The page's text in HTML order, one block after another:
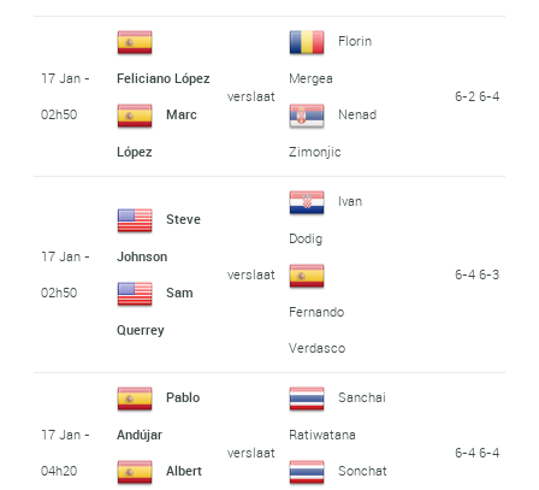
17 Jan -
02h50
Feliciano López
Marc
López
verslaat
Florin
Mergea
Nenad
Zimonjic
6-2 6-4
17 Jan -
02h50
Steve
Johnson
Sam
Querrey
verslaat
Ivan
Dodig
Fernando
Verdasco
6-4 6-3
17 Jan -
04h20
Pablo
Andújar
Albert
verslaat
Sanchai
Ratiwatana
Sonchat
6-4 6-4